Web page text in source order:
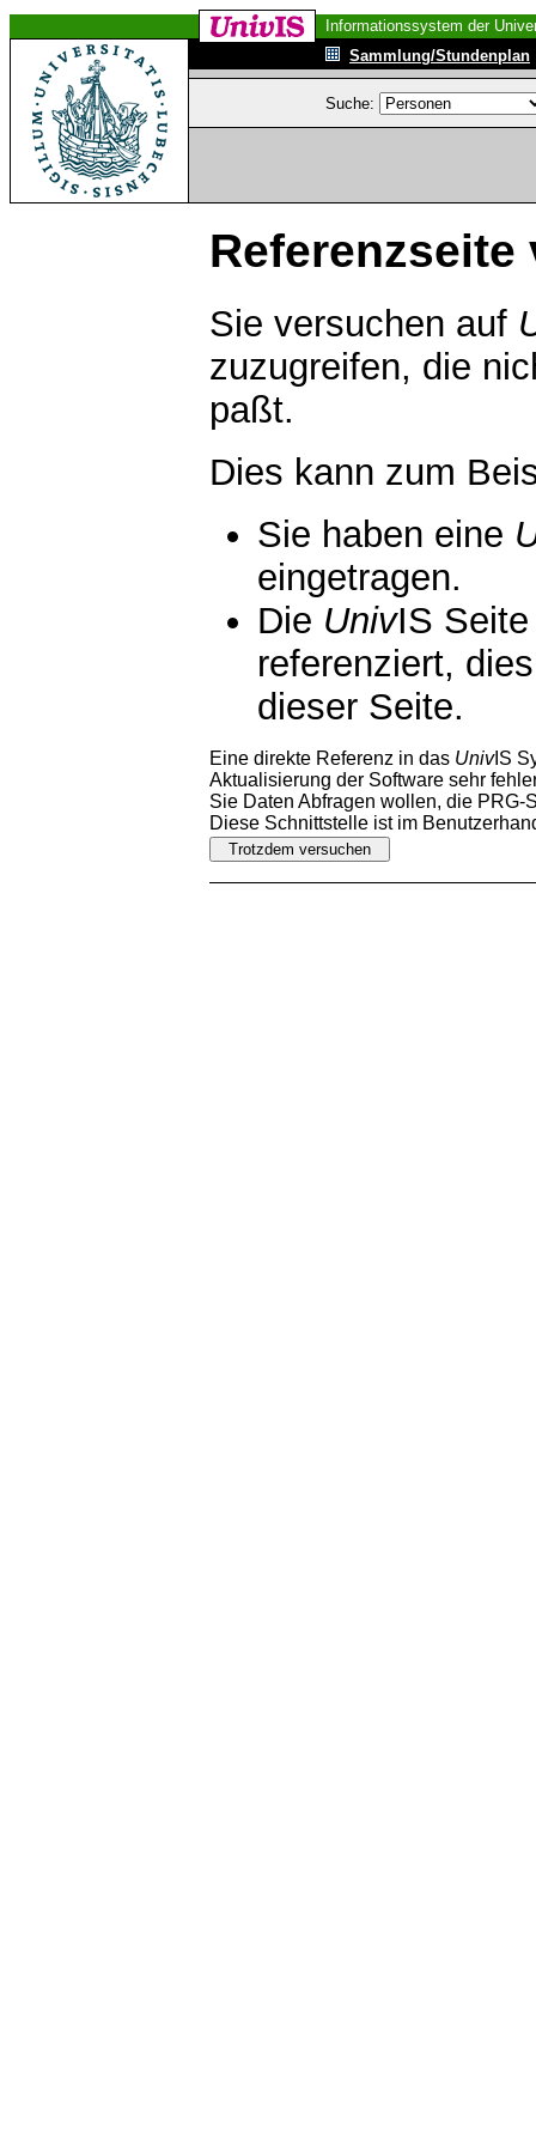
Informationssystem der
Sammlung/Stundenplan
Suche:
Referenzseite
Sie versuchen auf
zuzugreifen, die
paßt.
Dies kann zum
Sie haben eine
eingetragen.
Die UnivIS
referenziert,
dieser Seite.
Eine direkte Referenz in das UnivIS
Aktualisierung der Software sehr
Sie Daten Abfragen wollen, die PRG-
Diese Schnittstelle ist im